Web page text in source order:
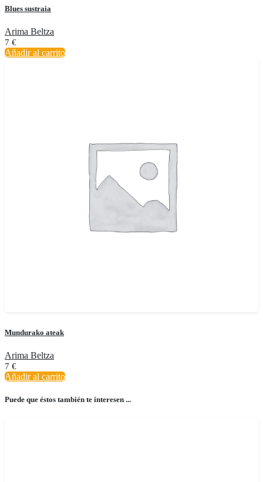
Blues sustraia
Arima Beltza
7 €
Añadir al carrito
Mundurako ateak
Arima Beltza
7 €
Añadir al carrito
Puede que éstos también te interesen ...